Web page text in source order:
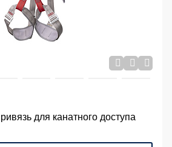
для канатного доступа